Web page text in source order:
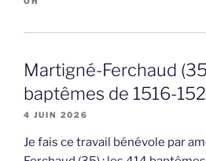
Martigné-Ferchaud
baptêmes de 1516-
4 JUIN 2026
Je fais ce travail bénévole par